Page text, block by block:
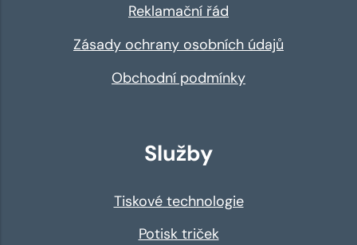
Reklamační řád
Zásady ochrany osobních údajů
Obchodní podmínky
Služby
Tiskové technologie
Potisk triček